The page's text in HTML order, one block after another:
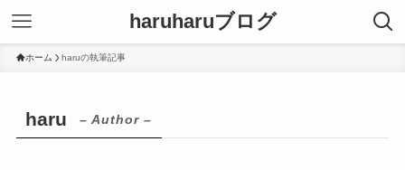
haruharuブログ
ホーム haruの執筆記事
haru – Author –